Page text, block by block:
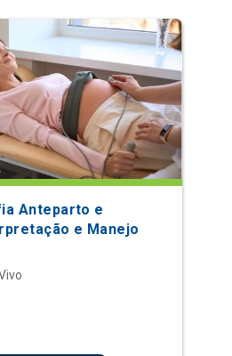
Anteparto e
e Manejo